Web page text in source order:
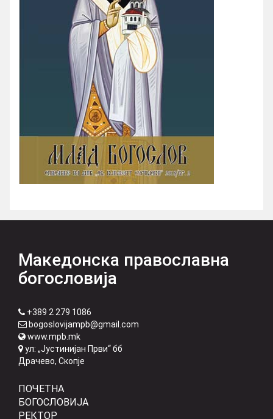
Македонска православна
богословија
+389 2 279 1086
bogoslovijampb@gmail.com
www.mpb.mk
ул: „Јустинијан Први“ бб
Драчево, Скопје
ПОЧЕТНА
БОГОСЛОВИЈА
РЕКТОР